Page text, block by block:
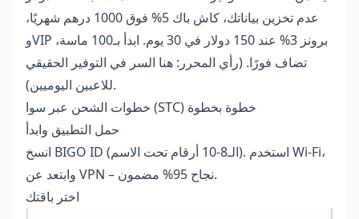
عدم تخزين بياناتك، كاش باك 5% فوق 1000 درهم شهريًا،
وVIP برونز 3% عند 150 دولار في 30 يوم. ابدأ بـ100 ماسة،
تضاف فورًا. (رأي المحرر: هنا السر في التوفير الحقيقي
للاعبين اليوميين).
خطوات الشحن عبر سوا (STC) خطوة بخطوة
حمل التطبيق وابدأ
انسخ BIGO ID (الـ8-10 أرقام تحت الاسم). استخدم Wi-Fi،
وابتعد عن VPN – نجاح 95% مضمون.
اختر باقتك